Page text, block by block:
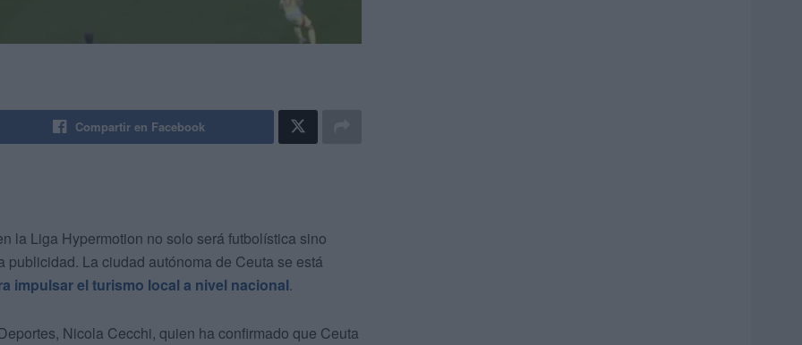
Compartir en Facebook
la Liga Hypermotion no solo será futbolística sino
La ciudad autónoma de Ceuta se está
impulsar el turismo local a nivel nacional.
Nicola Cecchi, quien ha confirmado que Ceuta